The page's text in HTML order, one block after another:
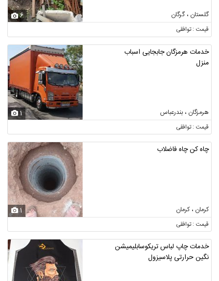
گلستان ، گرگان 6
قیمت : توافقی
خدمات هرمزگان جابجایی اسباب
منزل
هرمزگان ، بندرعباس 1
قیمت : توافقی
چاه کن چاه فاضلاب
کرمان ، کرمان 1
قیمت : توافقی
خدمات چاپ لباس تریکوسابلیمیشن
نگین حرارتی پلاسیزول